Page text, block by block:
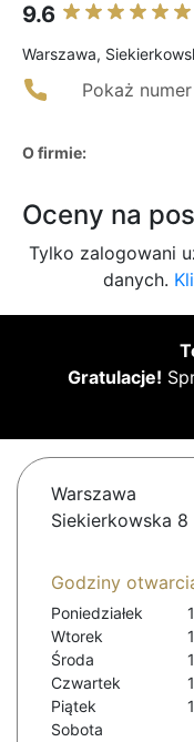
9.6
Warszawa,
Pokaż
O firmie:
Oceny na
Tylko zalogowani
danych.
Gratulacje!
Warszawa
Siekierkowska 8
Godziny
Poniedziałek
Wtorek
Środa
Czwartek
Piątek
Sobota